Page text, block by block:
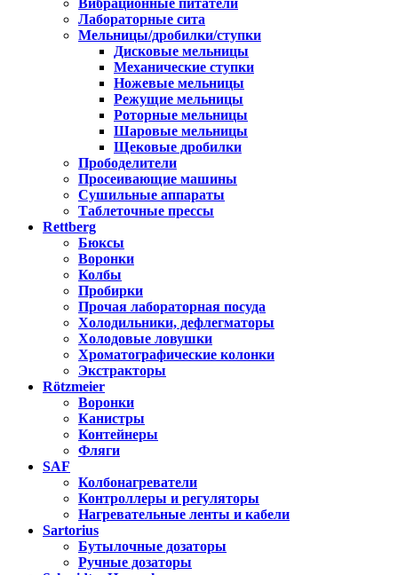
Вибрационные питатели
Лабораторные сита
Мельницы/дробилки/ступки
Дисковые мельницы
Механические ступки
Ножевые мельницы
Режущие мельницы
Роторные мельницы
Шаровые мельницы
Щековые дробилки
Прободелители
Просеивающие машины
Сушильные аппараты
Таблеточные прессы
Rettberg
Бюксы
Воронки
Колбы
Пробирки
Прочая лабораторная посуда
Холодильники, дефлегматоры
Холодовые ловушки
Хроматографические колонки
Экстракторы
Rötzmeier
Воронки
Канистры
Контейнеры
Фляги
SAF
Колбонагреватели
Контроллеры и регуляторы
Нагревательные ленты и кабели
Sartorius
Бутылочные дозаторы
Ручные дозаторы